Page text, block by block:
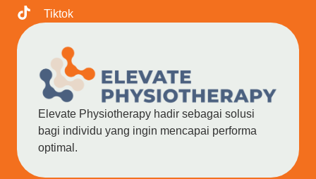
Tiktok
Elevate Physiotherapy hadir sebagai solusi
bagi individu yang ingin mencapai performa
optimal.